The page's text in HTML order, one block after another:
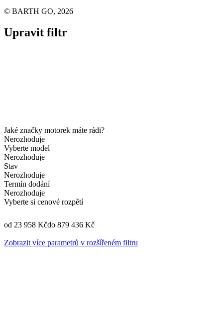
© BARTH GO, 2026
Upravit filtr
Jaké značky motorek máte rádi?
Nerozhoduje
Vyberte model
Nerozhoduje
Stav
Nerozhoduje
Termín dodání
Nerozhoduje
Vyberte si cenové rozpětí
od 23 958 Kčdo 879 436 Kč
Zobrazit více parametrů v rozšířeném filtru